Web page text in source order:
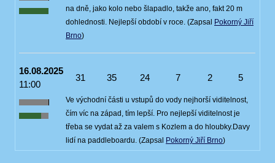
na dně, jako kolo nebo šlapadlo, takže ano, fakt 20 m
dohlednosti. Nejlepší období v roce. (Zapsal Pokorný Jiří
Brno)
16.08.2025
11:00
31 35 24 7 2 5
Ve východní části u vstupů do vody nejhorší viditelnost,
čím víc na západ, tím lepší. Pro nejlepší viditelnost je
třeba se vydat až za valem s Kozlem a do hloubky.Davy
lidí na paddleboardu. (Zapsal Pokorný Jiří Brno)